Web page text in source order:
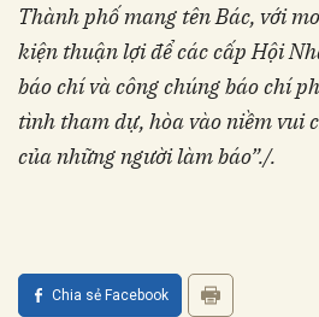
Thành phố mang tên Bác, với
kiện thuận lợi để các cấp Hội
báo chí và công chúng báo chí
tình tham dự, hòa vào niềm vui
của những người làm báo”./.
Chia sẻ Facebook